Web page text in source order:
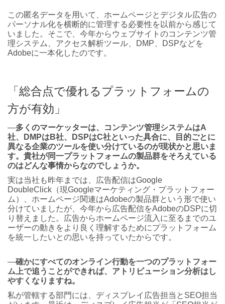
この匿名データを用いて、ホームページとデジタル広告の
パーソナル化を横断的に管理する必要性を以前から感じて
いました。そこで、今年からウェブサイトのコンテンツ管
理システム、アクセス解析ツール、DMP、DSPなどを
Adobeに一本化したのです。
「総合点で優れるプラットフォームの
方が有効」
―多くのマーケッターは、コンテンツ管理システムはA
社、DMPはB社、DSPはC社といった具合に、目的ごとに
異なる企業のツールを使い分けているのが現状かと思いま
す。貴社が同一プラットフォームの製品群をそろえている
のはどんな事情からなのでしょうか。
実は当社も昨年までは、広告配信はGoogle
DoubleClick（現Googleマーケティング・プラットフォー
ム）、ホームページ関連はAdobeの製品群という形で使い
分けていましたが、今年から広告配信をAdobeのDSPに切
り替えました。広告からホームページ流入に至るまでのユ
ーザーの動きをより良く理解するためにプラットフォーム
を統一したいとの思いを持っていたからです。
―確かにすべてのオンライン行動を一つのプラットフォー
ム上で追うことができれば、アトリビューション分析はし
やすくなりますね。
私が管轄する部門には、ディスプレイ広告担当とSEO担当